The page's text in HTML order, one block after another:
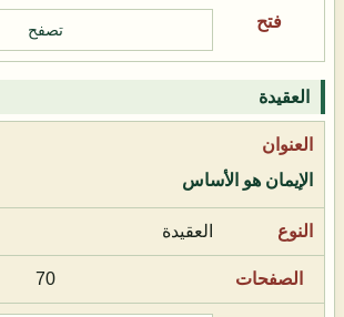
تصفح
العقيدة
الإيمان هو الأساس
العقيدة
70